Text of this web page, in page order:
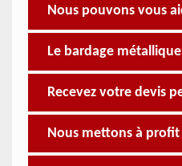
Nous pouvons vous
Le bardage
Recevez votre devis
Nous mettons à